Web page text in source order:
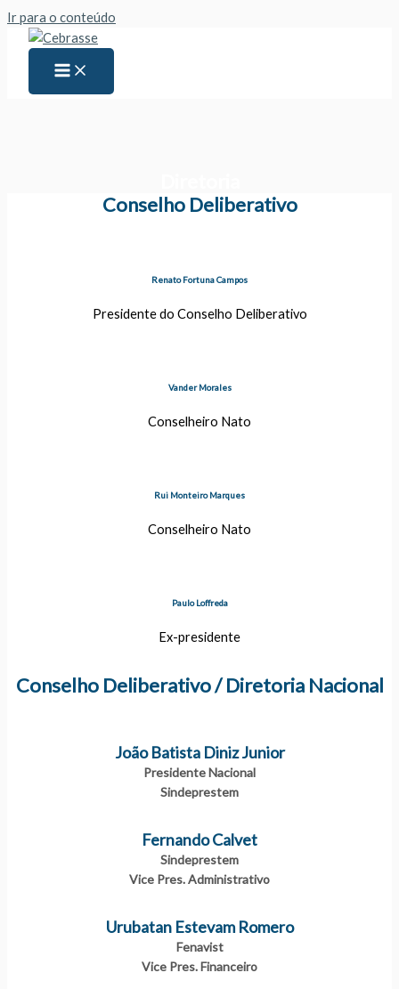
Ir para o conteúdo
Conselho Deliberativo
Renato Fortuna Campos
Presidente do Conselho Deliberativo
Vander Morales
Conselheiro Nato
Rui Monteiro Marques
Conselheiro Nato
Paulo Loffreda
Ex-presidente
Conselho Deliberativo / Diretoria Nacional
João Batista Diniz Junior
Presidente Nacional
Sindeprestem
Fernando Calvet
Sindeprestem
Vice Pres. Administrativo
Urubatan Estevam Romero
Fenavist
Vice Pres. Financeiro